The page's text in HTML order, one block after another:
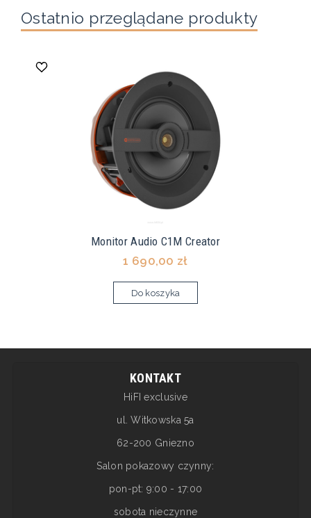
Ostatnio przeglądane produkty
Monitor Audio C1M Creator
1 690,00 zł
Do koszyka
KONTAKT
HiFI exclusive
ul. Witkowska 5a
62-200 Gniezno
Salon pokazowy czynny:
pon-pt: 9:00 - 17:00
sobota nieczynne